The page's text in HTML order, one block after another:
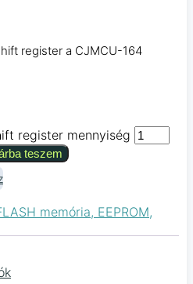
register a CJMCU-164
register mennyiség
teszem
memória, EEPROM,